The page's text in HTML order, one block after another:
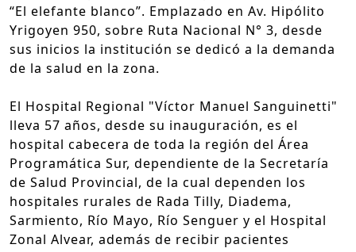
“El elefante blanco”. Emplazado en Av. Hipólito
Yrigoyen 950, sobre Ruta Nacional N° 3, desde
sus inicios la institución se dedicó a la demanda
de la salud en la zona.
El Hospital Regional "Víctor Manuel Sanguinetti"
lleva 57 años, desde su inauguración, es el
hospital cabecera de toda la región del Área
Programática Sur, dependiente de la Secretaría
de Salud Provincial, de la cual dependen los
hospitales rurales de Rada Tilly, Diadema,
Sarmiento, Río Mayo, Río Senguer y el Hospital
Zonal Alvear, además de recibir pacientes